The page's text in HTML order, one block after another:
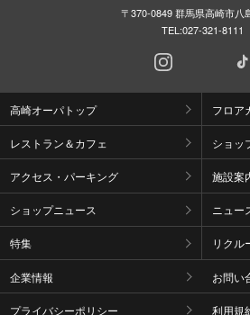
〒370-0849 群馬県高崎市八
TEL:027-321-8111
高崎オーパトップ フロア
レストラン＆カフェ ショッ
アクセス・パーキング 施設案
ショップニュース ニュー
特集 リクル
企業情報 お問い
プライバシーポリシー 利用規